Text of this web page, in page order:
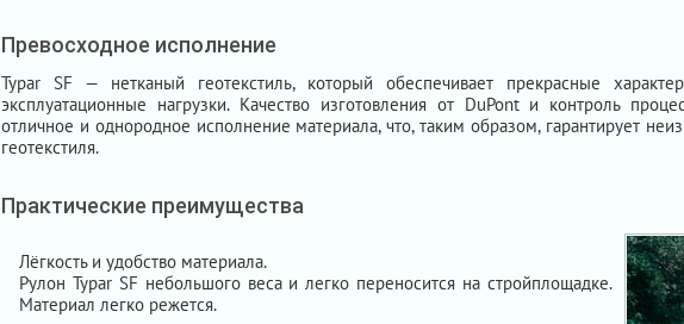
Превосходное исполнение
Typar SF — нетканый геотекстиль, который обеспечивает прекрасные
эксплуатационные нагрузки. Качество изготовления от DuPont и контроль
отличное и однородное исполнение материала, что, таким образом, гарантирует
геотекстиля.
Практические преимущества
Лёгкость и удобство материала.
Рулон Typar SF небольшого веса и легко переносится на стройплощадке.
Материал легко режется.